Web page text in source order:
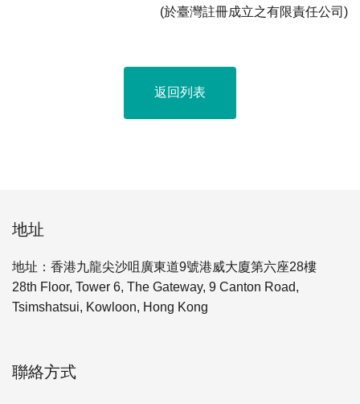
(於臺灣註冊成立之有限責任公司)
返回列表
地址
地址：香港九龍尖沙咀廣東道9號港威大廈第六座28樓
28th Floor, Tower 6, The Gateway, 9 Canton Road,
Tsimshatsui, Kowloon, Hong Kong
聯絡方式